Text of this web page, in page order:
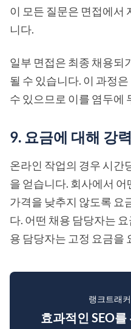
이 모든 질문은 면접에서
니다.
일부 면접은 최종 채용되
될 수 있습니다. 이 과정
수 있으므로 이를 염두에
9. 요금에 대해 강
온라인 작업의 경우 시간
을 얻습니다. 회사에서
가격을 낮추지 않도록 요
다. 어떤 채용 담당자는
용 담당자는 고정 요금을
랭크트래
효과적인 SEO